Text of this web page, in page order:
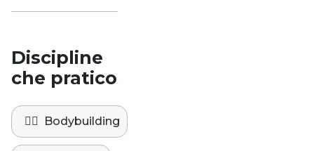
Discipline
che pratico
🏋️‍♀️ Bodybuilding